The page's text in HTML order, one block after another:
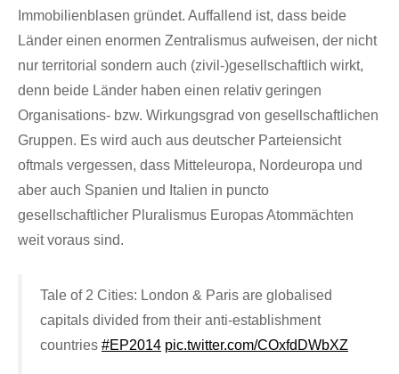
Immobilienblasen gründet. Auffallend ist, dass beide
Länder einen enormen Zentralismus aufweisen, der nicht
nur territorial sondern auch (zivil-)gesellschaftlich wirkt,
denn beide Länder haben einen relativ geringen
Organisations- bzw. Wirkungsgrad von gesellschaftlichen
Gruppen. Es wird auch aus deutscher Parteiensicht
oftmals vergessen, dass Mitteleuropa, Nordeuropa und
aber auch Spanien und Italien in puncto
gesellschaftlicher Pluralismus Europas Atommächten
weit voraus sind.
Tale of 2 Cities: London & Paris are globalised
capitals divided from their anti-establishment
countries #EP2014 pic.twitter.com/COxfdDWbXZ